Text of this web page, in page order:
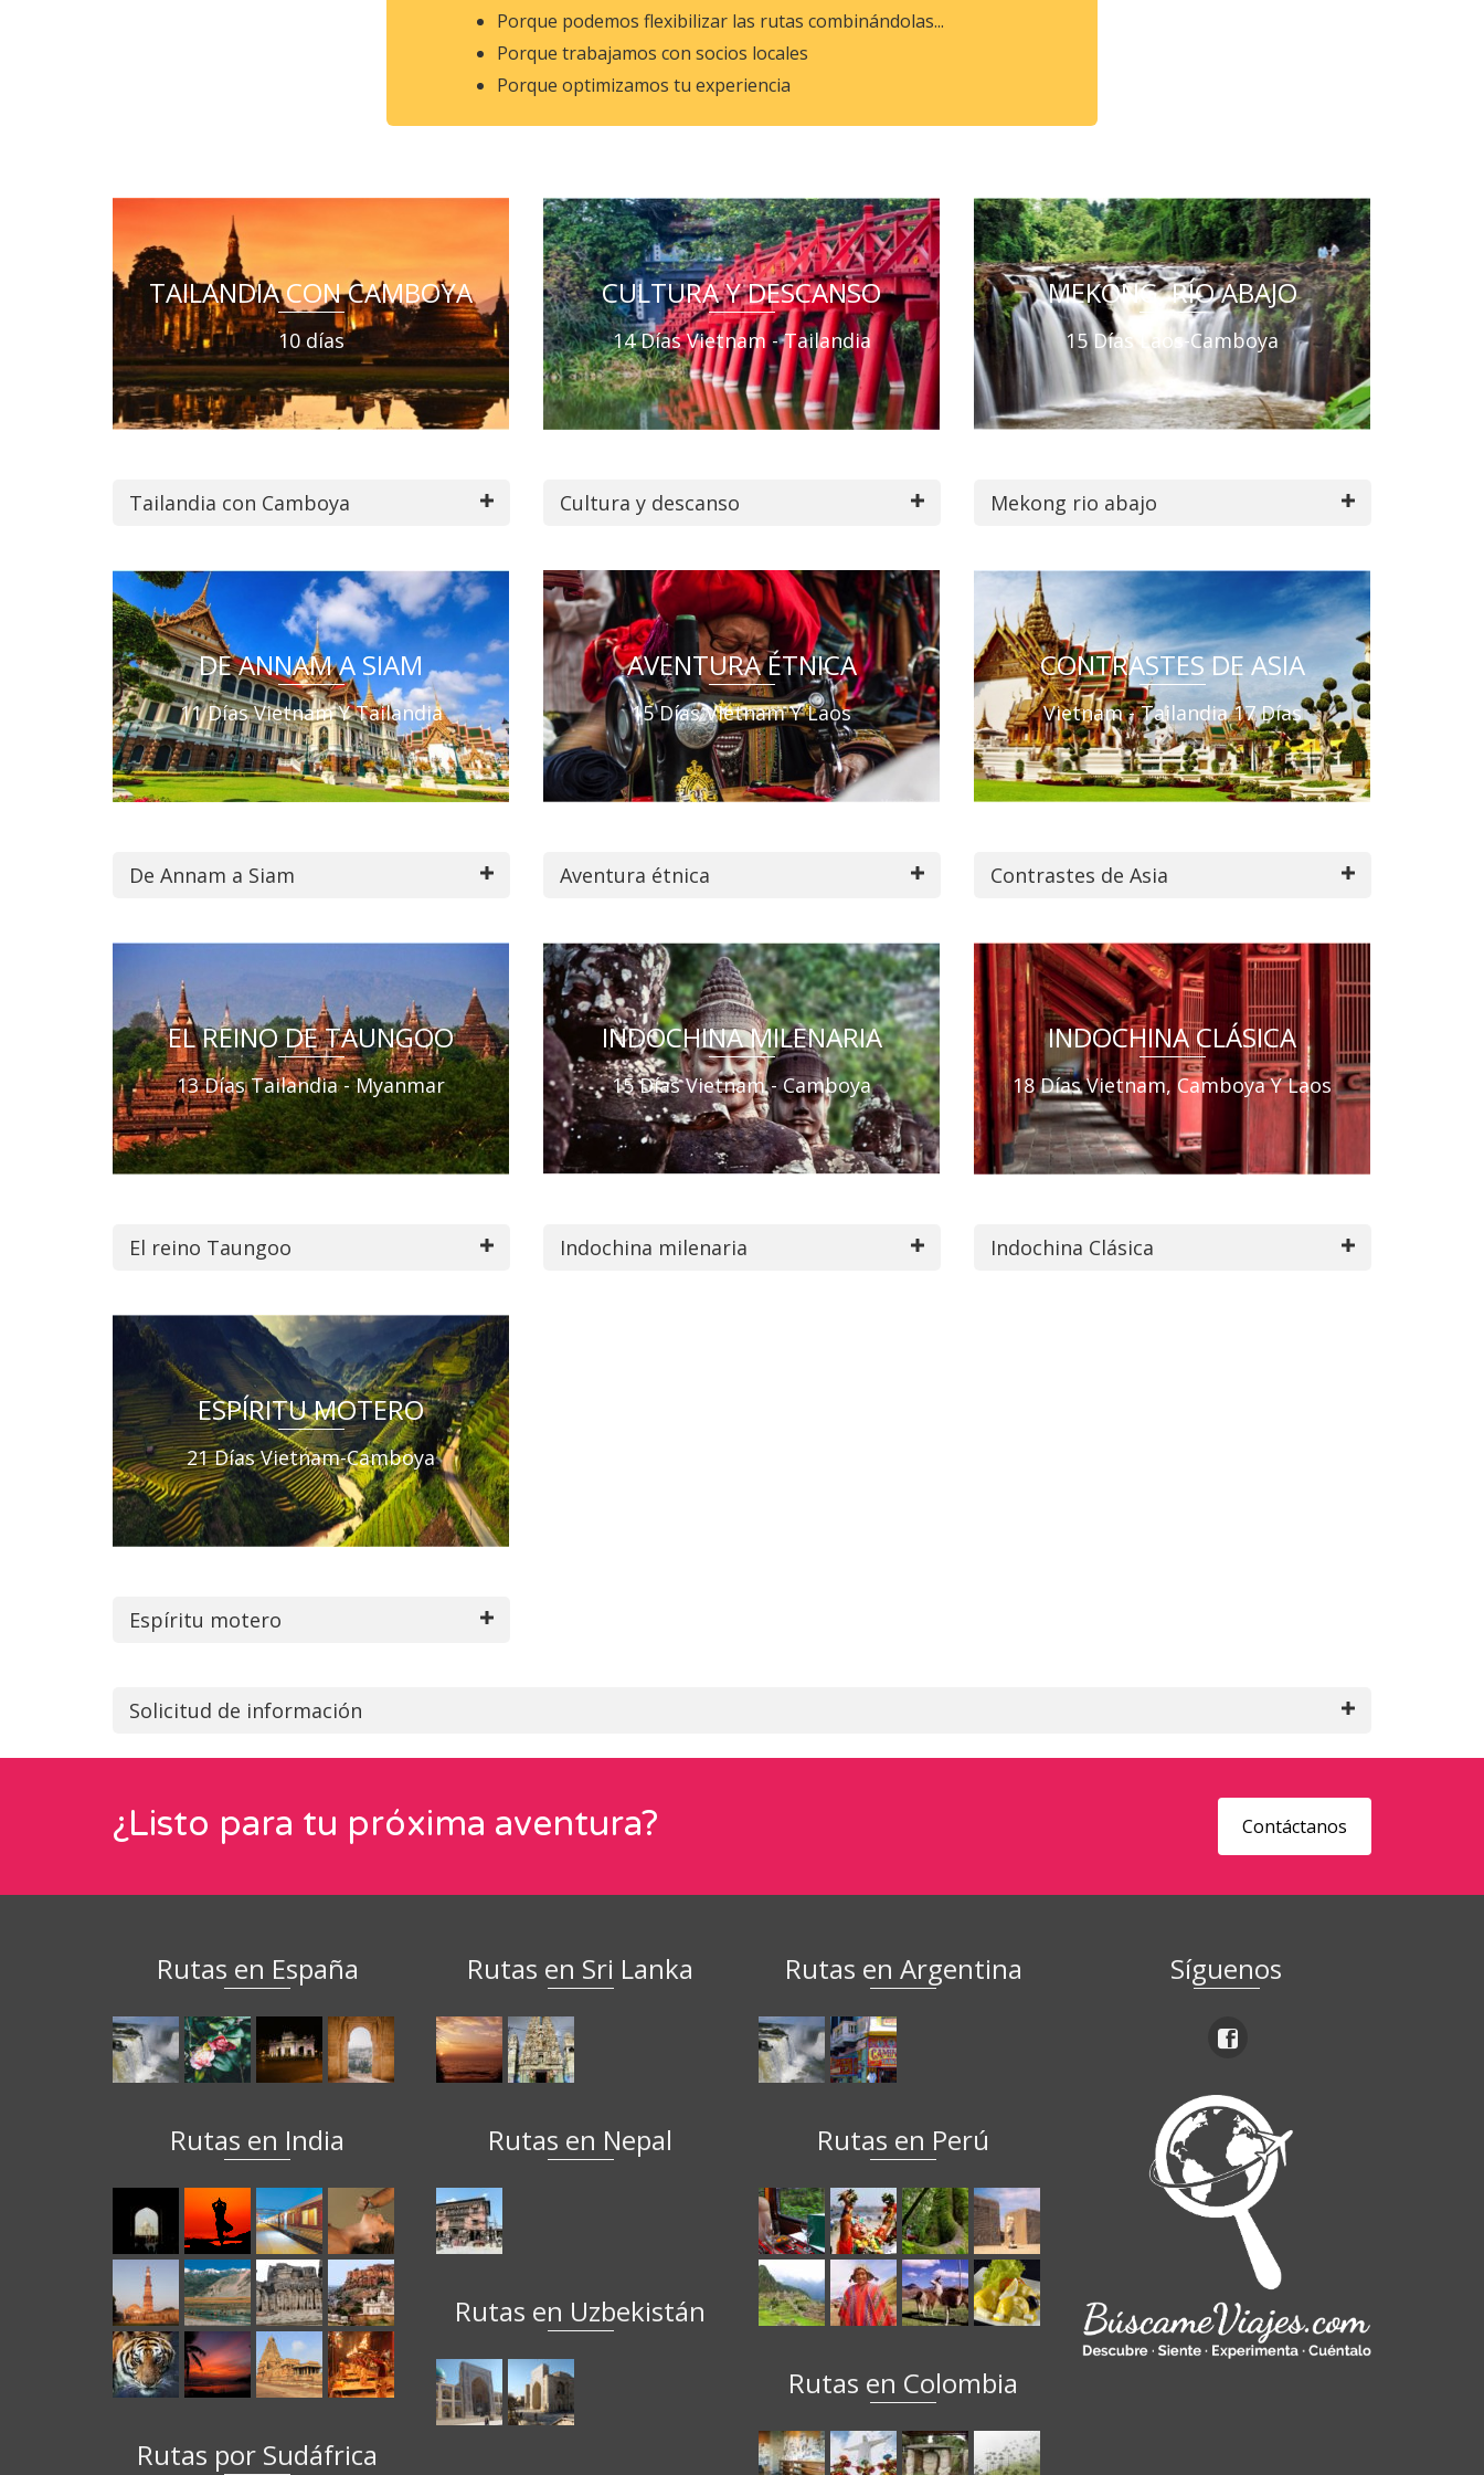
Porque podemos flexibilizar las rutas combinándolas...
Porque trabajamos con socios locales
Porque optimizamos tu experiencia
TAILANDIA CON CAMBOYA
10 días
Tailandia con Camboya
DE ANNAM A SIAM
11 Días Vietnam Y Tailandia
De Annam a Siam
EL REINO DE TAUNGOO
13 Días Tailandia - Myanmar
El reino Taungoo
ESPÍRITU MOTERO
21 Días Vietnam-Camboya
Espíritu motero
CULTURA Y DESCANSO
14 Días Vietnam - Tailandia
Cultura y descanso
AVENTURA ÉTNICA
15 Días Vietnam Y Laos
Aventura étnica
INDOCHINA MILENARIA
15 Días Vietnam - Camboya
Indochina milenaria
MEKONG, RÍO ABAJO
15 Días Laos-Camboya
Mekong rio abajo
CONTRASTES DE ASIA
Vietnam - Tailandia 17 Días
Contrastes de Asia
INDOCHINA CLÁSICA
18 Días Vietnam, Camboya Y Laos
Indochina Clásica
Solicitud de información
¿Listo para tu próxima aventura? Contáctanos
Rutas en España
Rutas en India
Rutas por Sudáfrica
Rutas en Sri Lanka
Rutas en Nepal
Rutas en Uzbekistán
Rutas en Argentina
Rutas en Perú
Rutas en Colombia
Síguenos